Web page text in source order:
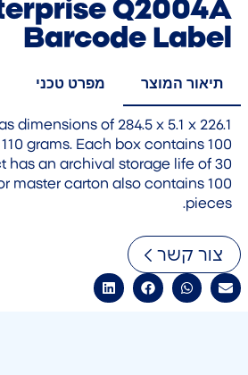
Q2004A
Barcode Label
תיאור המוצר מפרט טכני
dimensions of 284.5 x 5.1 x 226.1
grams. Each box contains 100
has an archival storage life of 30
master carton also contains 100
pieces.
צור קשר